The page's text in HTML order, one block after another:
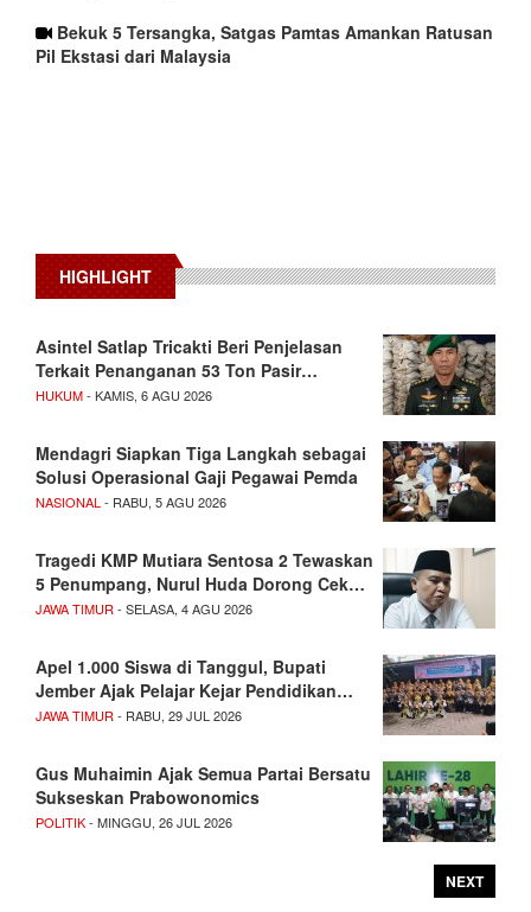
Bekuk 5 Tersangka, Satgas Pamtas Amankan Ratusan
Pil Ekstasi dari Malaysia
HIGHLIGHT
Asintel Satlap Tricakti Beri Penjelasan
Terkait Penanganan 53 Ton Pasir…
HUKUM- KAMIS, 6 AGU 2026
Mendagri Siapkan Tiga Langkah sebagai
Solusi Operasional Gaji Pegawai Pemda
NASIONAL - RABU, 5 AGU 2026
Tragedi KMP Mutiara Sentosa 2 Tewaskan
5 Penumpang, Nurul Huda Dorong Cek…
JAWA TIMUR - SELASA, 4 AGU 2026
Apel 1.000 Siswa di Tanggul, Bupati
Jember Ajak Pelajar Kejar Pendidikan…
JAWA TIMUR - RABU, 29 JUL 2026
Gus Muhaimin Ajak Semua Partai Bersatu
Sukseskan Prabowonomics
POLITIK- MINGGU, 26 JUL 2026
NEXT